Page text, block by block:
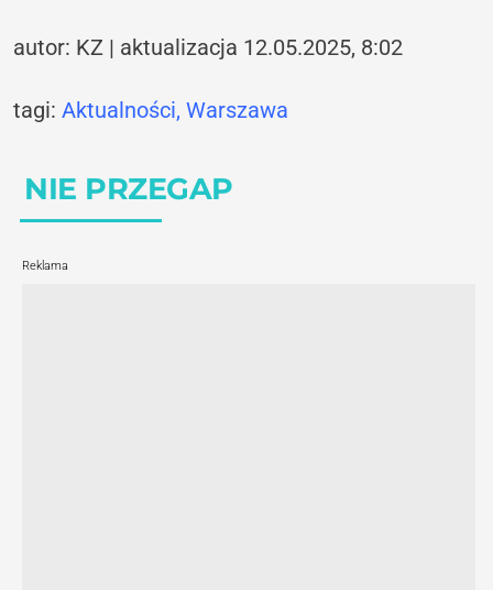
autor: KZ | aktualizacja 12.05.2025, 8:02
tagi:Aktualności,Warszawa
NIE PRZEGAP
Reklama